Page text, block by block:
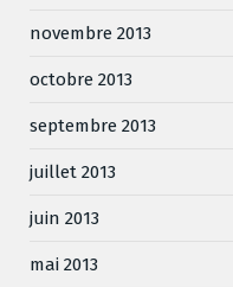
novembre 2013
octobre 2013
septembre 2013
juillet 2013
juin 2013
mai 2013